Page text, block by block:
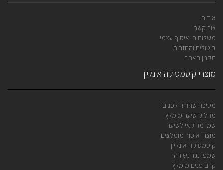
אודות
צור קשר
משלוחים ואיסוף עצמי
ביטולים והחזרות
תקנון האתר
מוצרי קוסמטיקה אונליין
מסיכה שחורה לפנים
מחליק שיער מומלץ
שמן מרוקאי לשיער
מוצרי איפור מומלצים
קוסמטיקה אונליין
שמפו נגד נשירה
קרם פנים מומלץ